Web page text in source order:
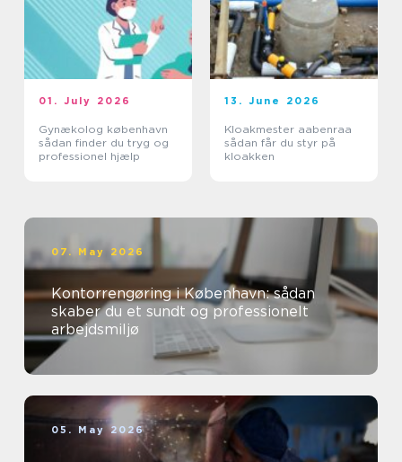
01. July 2026
Gynækolog københavn
sådan finder du tryg og
professionel hjælp
13. June 2026
Kloakmester aabenraa
sådan får du styr på
kloakken
07. May 2026
Kontorrengøring i København: sådan
skaber du et sundt og professionelt
arbejdsmiljø
05. May 2026